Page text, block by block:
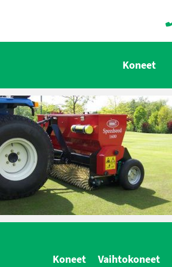
Koneet
Koneet Vaihtokoneet